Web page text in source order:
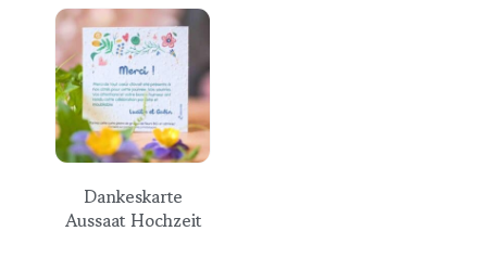
Dankeskarte
Aussaat Hochzeit